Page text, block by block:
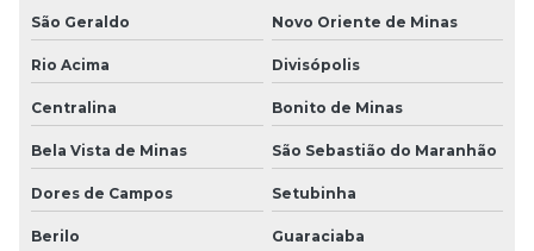
São Geraldo Novo Oriente de Minas
Rio Acima Divisópolis
Centralina Bonito de Minas
Bela Vista de Minas São Sebastião do Maranhão
Dores de Campos Setubinha
Berilo Guaraciaba